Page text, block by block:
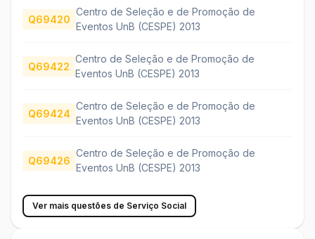
Q69420
Centro de Seleção e de Promoção de
Eventos UnB (CESPE) 2013
Q69422
Centro de Seleção e de Promoção de
Eventos UnB (CESPE) 2013
Q69424
Centro de Seleção e de Promoção de
Eventos UnB (CESPE) 2013
Q69426
Centro de Seleção e de Promoção de
Eventos UnB (CESPE) 2013
Ver mais questões de Serviço Social